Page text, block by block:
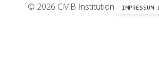
© 2026 CMB Institution IMPRESSUM